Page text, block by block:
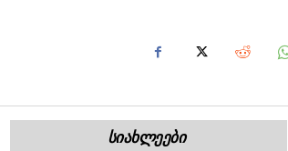
ᲡᲘᲐᲮᲚᲔᲔᲑᲘ